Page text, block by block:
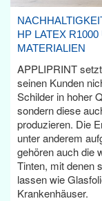
HP LATEX
MATERIALIEN
APPLIPRINT
seinen Kunden
Schilder in hoher
sondern diese
produzieren. Die
unter anderem
gehören auch die
Tinten, mit denen
lassen wie
Krankenhäuser.